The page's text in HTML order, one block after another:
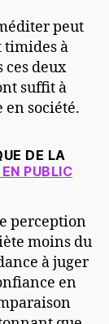
peut
timides à
deux
suffit à
en société.
DE LA
PUBLIC
perception
moins du
à juger
en